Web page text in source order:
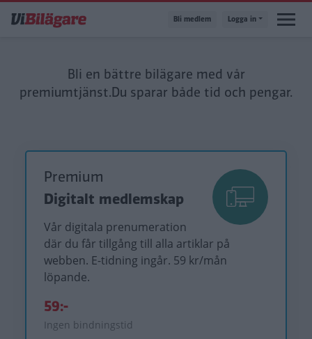
till
Bli medlem Logga in
Bli en bättre bilägare med vår
premiumtjänst.Du sparar både tid och pengar.
Premium
Digitalt medlemskap
Vår digitala prenumeration
där du får tillgång till alla artiklar på
webben. E-tidning ingår. 59 kr/mån
löpande.
59:-
Ingen bindningstid